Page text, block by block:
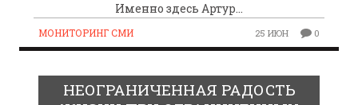
Именно здесь Артур…
МОНИТОРИНГ СМИ 25 ИЮН 0
НЕОГРАНИЧЕННАЯ РАДОСТЬ